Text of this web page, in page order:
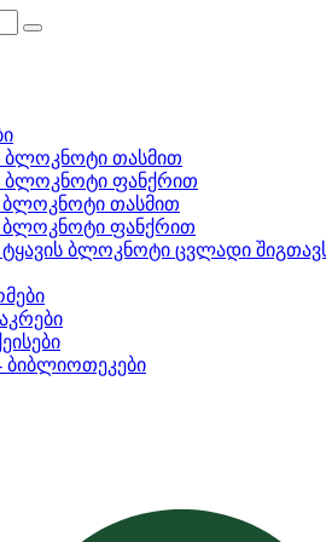
ბლოკნოტი თასმით
ბლოკნოტი ფანქრით
ბლოკნოტი თასმით
ბლოკნოტი ფანქრით
ტყავის ბლოკნოტი ცვლადი